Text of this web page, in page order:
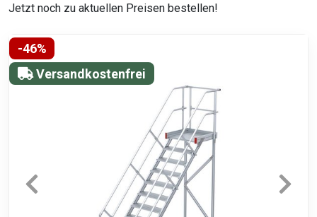
Jetzt noch zu aktuellen Preisen bestellen!
-46%
Versandkostenfrei